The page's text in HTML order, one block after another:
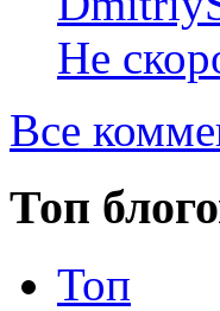
Не
Все
Топ
Топ